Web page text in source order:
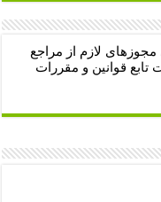
لازم از مراجع
قوانین و مقررات